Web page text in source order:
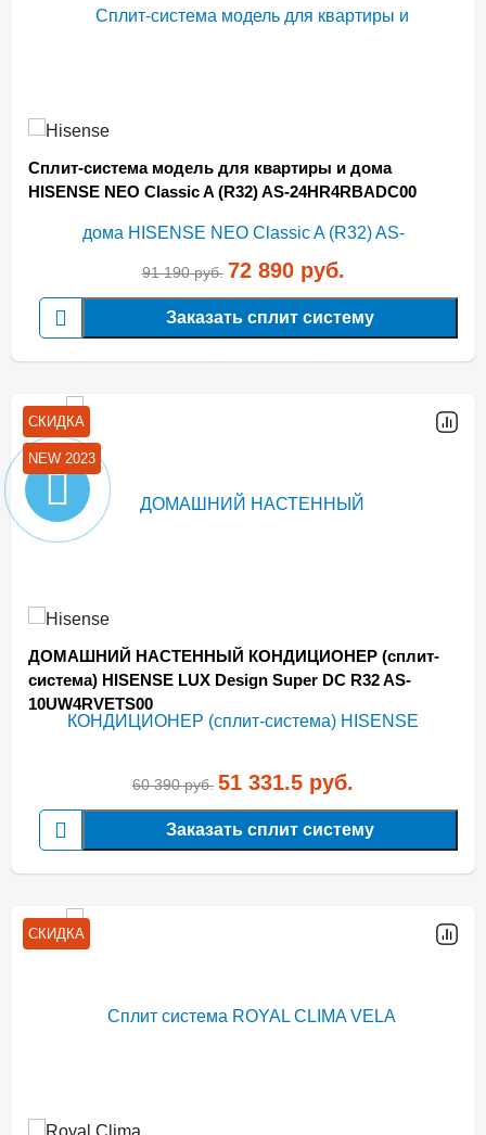
Сплит-система модель для квартиры и дома
HISENSE NEO Classic A (R32) AS-24HR4RBADC00
91 190руб. 72 890руб.
Заказать сплит систему
СКИДКА
NEW 2023
ДОМАШНИЙ НАСТЕННЫЙ КОНДИЦИОНЕР (сплит-
система) HISENSE LUX Design Super DC R32 AS-
10UW4RVETS00
60 390руб. 51 331.5 руб.
Заказать сплит систему
СКИДКА